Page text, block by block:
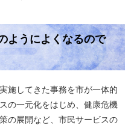
うによくなるので
施してきた事務を市が一体的
の一元化をはじめ、健康危機
の展開など、市民サービスの